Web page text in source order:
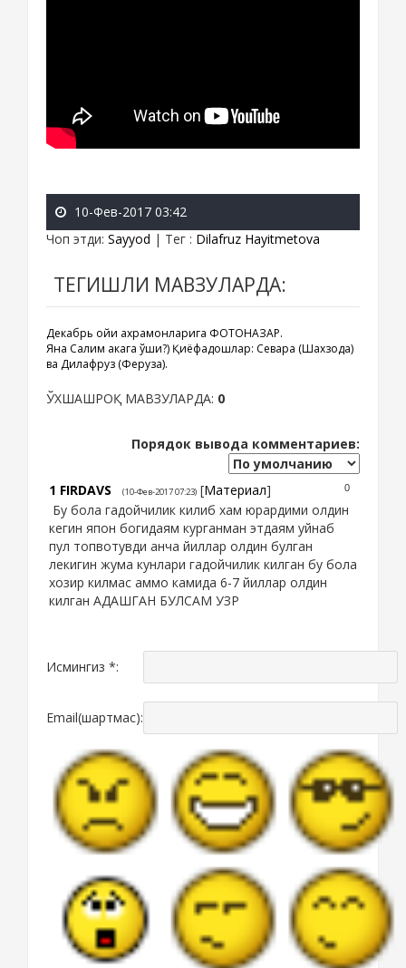
10-Фев-2017 03:42
Чоп этди: Sayyod | Тег : Dilafruz Hayitmetova
ТЕГИШЛИ МАВЗУЛАРДА:
Декабрь ойи қахрамонларига ФОТОНАЗАР.
Яна Салим акага қўшиқ?) Қиёфадошлар: Севара (Шахзода)
ва Дилафруз (Феруза).
ЎХШАШРОҚ МАВЗУЛАРДА: 0
Порядок вывода комментариев:
0
1 FIRDAVS (10-Фев-2017 07:23) [Материал]
Бу бола гадойчилик килиб хам юрардими олдин
кегин япон богидаям курганман этдаям уйнаб
пул топвотувди анча йиллар олдин булган
лекигин жума кунлари гадойчилик килган бу бола
хозир килмас аммо камида 6-7 йиллар олдин
килган АДАШГАН БУЛСАМ УЗР
Исмингиз *:
Email(шартмас):